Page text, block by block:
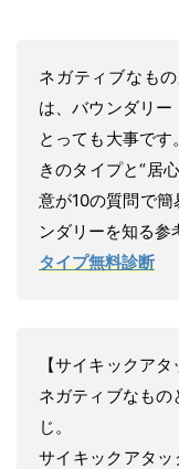
ネガティブなも
は、バウンダリ
とっても大事で
きのタイプと“居
意が10の質問で
ンダリーを知る
タイプ無料診断
【サイキックア
ネガティブなも
じ。
サイキックアタ